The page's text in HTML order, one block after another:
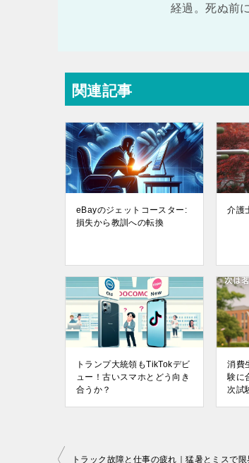
経過。死ぬ前
関連記事
eBayのジェットコースター:
損失から教訓への転換
介護
トランプ大統領もTikTokデビ
ュー！古いスマホとどう向き
合うか？
消費
験に
次試
投 トラック故障と仕事の疲れ｜猛暑とミスで